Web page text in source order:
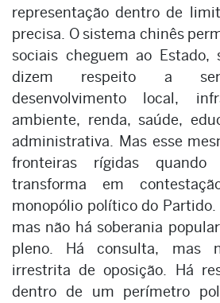
representação dentro de
precisa. O sistema chinês
sociais cheguem ao Estado,
dizem respeito a
desenvolvimento local,
ambiente, renda, saúde,
administrativa. Mas esse
fronteiras rígidas
transforma em
monopólio político do Partido.
mas não há soberania
pleno. Há consulta, mas
irrestrita de oposição. Há
dentro de um perímetro